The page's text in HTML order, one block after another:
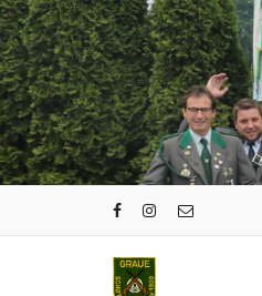
Zum
Inhalt
springen